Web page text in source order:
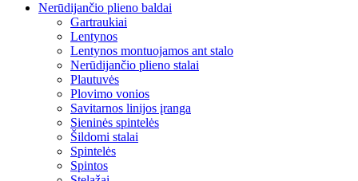
Nerūdijančio plieno baldai
Gartraukiai
Lentynos
Lentynos montuojamos ant stalo
Nerūdijančio plieno stalai
Plautuvės
Plovimo vonios
Savitarnos linijos įranga
Sieninės spintelės
Šildomi stalai
Spintelės
Spintos